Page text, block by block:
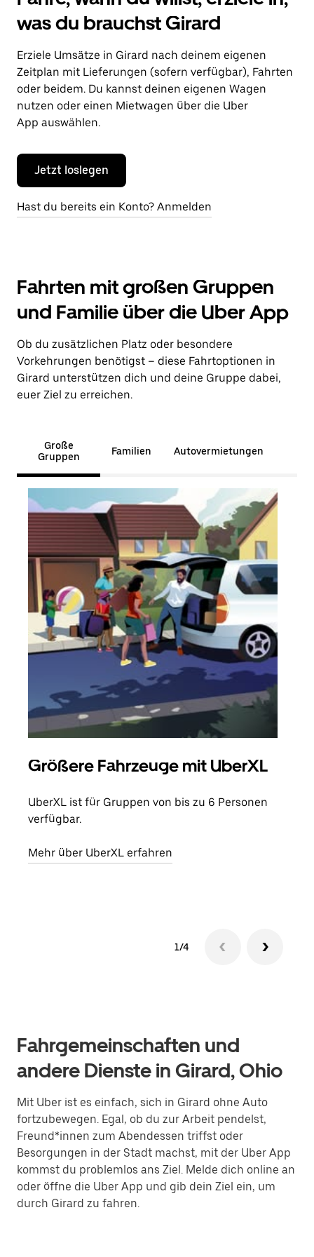
was du brauchst Girard
Erziele Umsätze in Girard nach deinem eigenen
Zeitplan mit Lieferungen (sofern verfügbar), Fahrten
oder beidem. Du kannst deinen eigenen Wagen
nutzen oder einen Mietwagen über die Uber
App auswählen.
Jetzt loslegen
Hast du bereits ein Konto? Anmelden
Fahrten mit großen Gruppen
und Familie über die Uber App
Ob du zusätzlichen Platz oder besondere
Vorkehrungen benötigst – diese Fahrtoptionen in
Girard unterstützen dich und deine Gruppe dabei,
euer Ziel zu erreichen.
Große
Gruppen
Familien Autovermietungen
Größere Fahrzeuge mit UberXL
UberXL ist für Gruppen von bis zu 6 Personen
verfügbar.
Mehr über UberXL erfahren
1/4
Fahrgemeinschaften und
andere Dienste in Girard, Ohio
Mit Uber ist es einfach, sich in Girard ohne Auto
fortzubewegen. Egal, ob du zur Arbeit pendelst,
Freund*innen zum Abendessen triffst oder
Besorgungen in der Stadt machst, mit der Uber App
kommst du problemlos ans Ziel. Melde dich online an
oder öffne die Uber App und gib dein Ziel ein, um
durch Girard zu fahren.